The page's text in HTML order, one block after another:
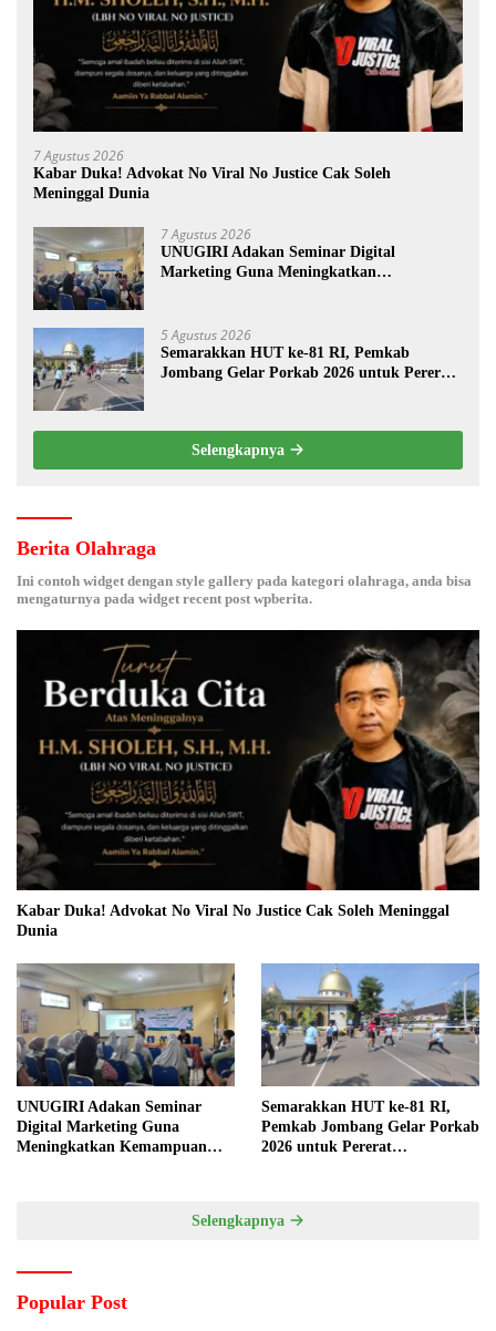
7 Agustus 2026
Kabar Duka! Advokat No Viral No Justice Cak Soleh
Meninggal Dunia
7 Agustus 2026
UNUGIRI Adakan Seminar Digital
Marketing Guna Meningkatkan
5 Agustus 2026
Semarakkan HUT ke-81 RI, Pemkab
Jombang Gelar Porkab 2026 untuk Pererat
Selengkapnya
Berita Olahraga
Ini contoh widget dengan style gallery pada kategori olahraga, anda bisa
mengaturnya pada widget recent post wpberita.
Kabar Duka! Advokat No Viral No Justice Cak Soleh Meninggal
Dunia
UNUGIRI Adakan Seminar
Digital Marketing Guna
Meningkatkan Kemampuan
Semarakkan HUT ke-81 RI,
Pemkab Jombang Gelar Porkab
2026 untuk Pererat
Selengkapnya
Popular Post